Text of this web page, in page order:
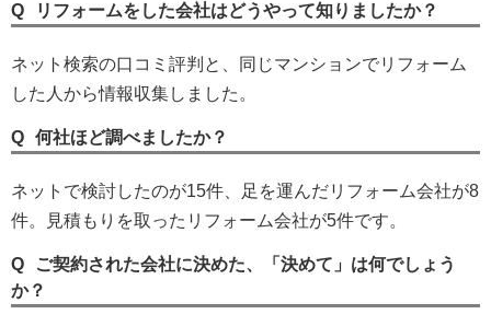
リフォームをした会社はどうやって知りましたか？
ネット検索の口コミ評判と、同じマンションでリフォーム
した人から情報収集しました。
何社ほど調べましたか？
ネットで検討したのが15件、足を運んだリフォーム会社が8
件。見積もりを取ったリフォーム会社が5件です。
ご契約された会社に決めた、「決めて」は何でしょう
か？